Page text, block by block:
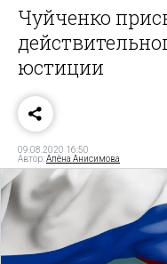
Чуйченко
юстиции
09.08.2020 16:50
Автор:Алёна Анисимова